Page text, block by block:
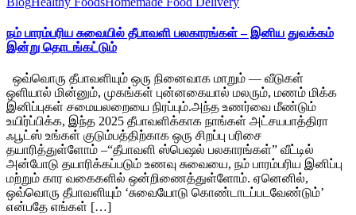
நம் பாரம்பரிய சுவையில் தீபாவளி பலகாரங்கள் – இனிய துவக்கம்
இன்று தொடங்கட்டும்
ஒவ்வொரு தீபாவளியும் ஒரு நினைவாக மாறும் — வீடுகள்
ஒளியால் மின்னும், முகங்கள் புன்னகையால் மலரும், மணம் மிக்க
இனிப்புகள் சமையலறையை நிரப்பும்.அந்த உணர்வை மீண்டும்
உயிர்ப்பிக்க, இந்த 2025 தீபாவளிக்காக நாங்கள் அட்சயபாத்திரா
ஃபூட்ஸ் உங்கள் குடும்பத்திற்காக ஒரு சிறப்பு பரிசை
தயாரித்துள்ளோம் –“தீபாவளி ஸ்பெஷல் பலகாரங்கள்” வீட்டில்
அன்போடு தயாரிக்கப்படும் உணவு சுவையை, நம் பாரம்பரிய இனிப்பு
மற்றும் கார வகைகளில் ஒன்றிணைத்துள்ளோம். ஏனெனில்,
ஒவ்வொரு தீபாவளியும் ‘சுவையோடு கொண்டாடப்படவேண்டும்’
என்பதே எங்கள் […]